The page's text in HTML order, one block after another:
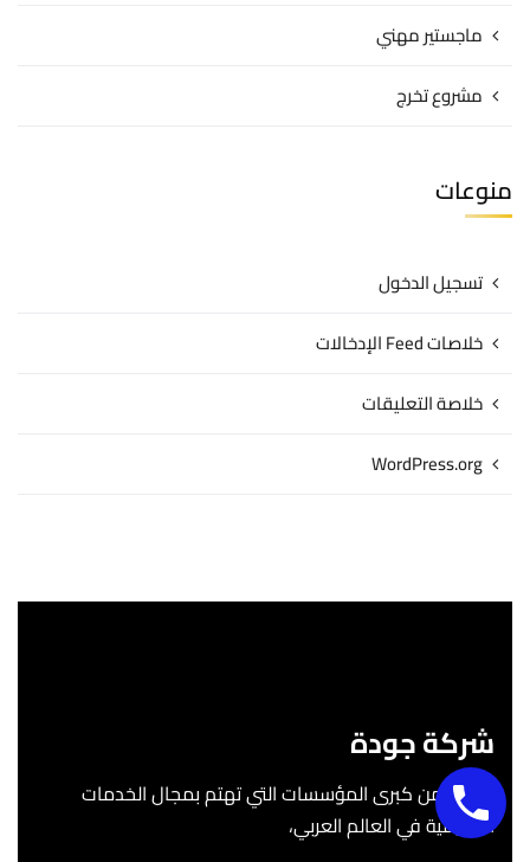
ماجستير مهني
مشروع تخرج
منوعات
تسجيل الدخول
خلاصات Feed الإدخالات
خلاصة التعليقات
WordPress.org
شركة جودة
واحدة من كبرى المؤسسات التي تهتم بمجال الخدمات
التعليمية في العالم العربي،